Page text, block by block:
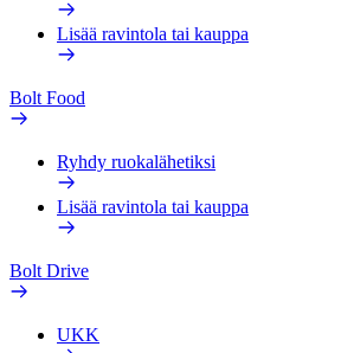
Lisää ravintola tai kauppa
Bolt Food
Ryhdy ruokalähetiksi
Lisää ravintola tai kauppa
Bolt Drive
UKK